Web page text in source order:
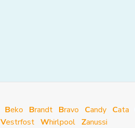
Beko Brandt Bravo Candy Cata
Vestrfost Whirlpool Zanussi